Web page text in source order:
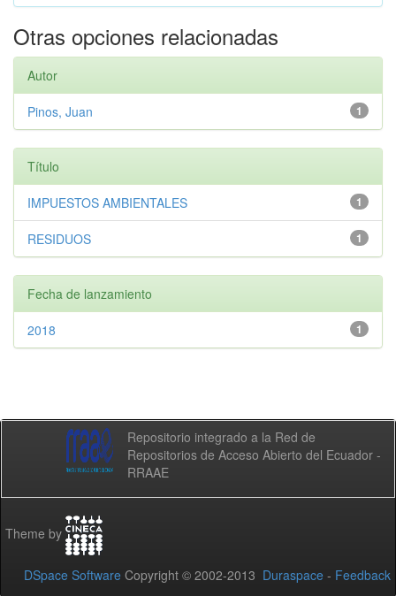
Otras opciones relacionadas
Autor
1
Pinos, Juan
Título
1
IMPUESTOS AMBIENTALES
1
RESIDUOS
Fecha de lanzamiento
1
2018
Repositorio integrado a la Red de
Repositorios de Acceso Abierto del Ecuador -
RRAAE
Theme by
DSpace Software Copyright © 2002-2013 Duraspace - Feedback